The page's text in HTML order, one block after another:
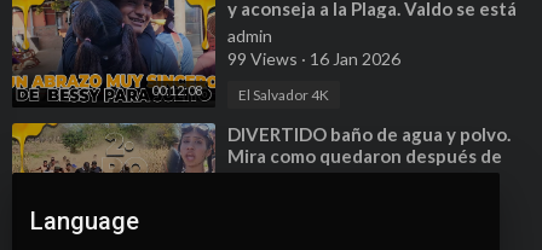
00:12:08
y aconseja a la Plaga. Valdo se está
enamorando de otra chica.
admin
99 Views · 16 Jan 2026
El Salvador 4K
⁣DIVERTIDO baño de agua y polvo.
Mira como quedaron después de
este reto.
Language